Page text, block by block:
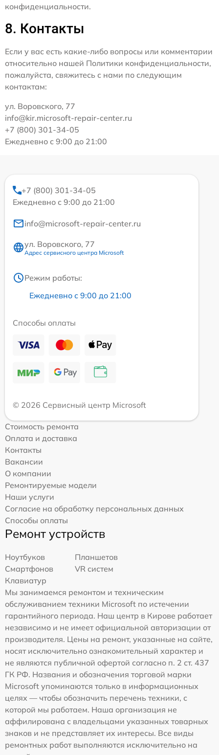
конфиденциальности.
8. Контакты
Если у вас есть какие-либо вопросы или комментарии
относительно нашей Политики конфиденциальности,
пожалуйста, свяжитесь с нами по следующим
контактам:
ул. Воровского, 77
info@kir.microsoft-repair-center.ru
+7 (800) 301-34-05
Ежедневно с 9:00 до 21:00
+7 (800) 301-34-05
Ежедневно с 9:00 до 21:00
info@microsoft-repair-center.ru
ул. Воровского, 77
Адрес сервисного центра Microsoft
Режим работы:
Ежедневно с 9:00 до 21:00
Способы оплаты
© 2026 Сервисный центр Microsoft
Стоимость ремонта
Оплата и доставка
Контакты
Вакансии
О компании
Ремонтируемые модели
Наши услуги
Согласие на обработку персональных данных
Способы оплаты
Ремонт устройств
Ноутбуков
Планшетов
Смартфонов
VR систем
Клавиатур
Мы занимаемся ремонтом и техническим
обслуживанием техники Microsoft по истечении
гарантийного периода. Наш центр в Кирове работает
независимо и не имеет официальной авторизации от
производителя. Цены на ремонт, указанные на сайте,
носят исключительно ознакомительный характер и
не являются публичной офертой согласно п. 2 ст. 437
ГК РФ. Названия и обозначения торговой марки
Microsoft упоминаются только в информационных
целях — чтобы обозначить перечень техники, с
которой мы работаем. Наша организация не
аффилирована с владельцами указанных товарных
знаков и не представляет их интересы. Все виды
ремонтных работ выполняются исключительно на